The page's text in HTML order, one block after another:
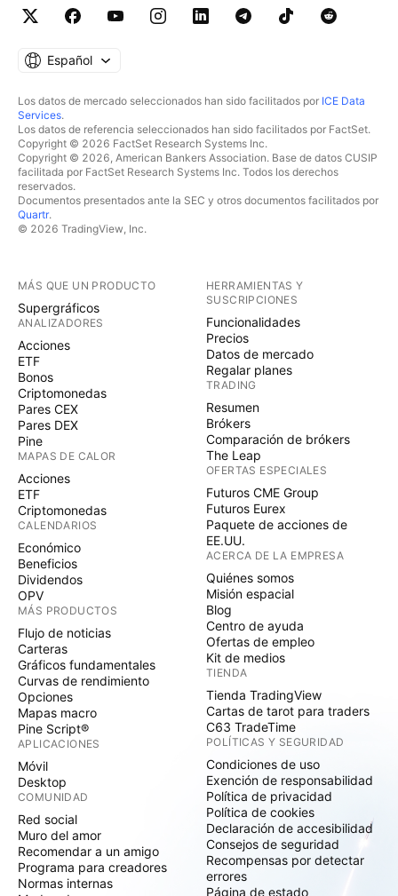
Español
Los datos de mercado seleccionados han sido facilitados por ICE Data
Services.
Los datos de referencia seleccionados han sido facilitados por FactSet.
Copyright © 2026 FactSet Research Systems Inc.
Copyright © 2026, American Bankers Association. Base de datos CUSIP
facilitada por FactSet Research Systems Inc. Todos los derechos
reservados.
Documentos presentados ante la SEC y otros documentos facilitados por
Quartr.
© 2026 TradingView, Inc.
MÁS QUE UN PRODUCTO
Supergráficos
ANALIZADORES
Acciones
ETF
Bonos
Criptomonedas
Pares CEX
Pares DEX
Pine
MAPAS DE CALOR
Acciones
ETF
Criptomonedas
CALENDARIOS
Económico
Beneficios
Dividendos
OPV
MÁS PRODUCTOS
Flujo de noticias
Carteras
Gráficos fundamentales
Curvas de rendimiento
Opciones
Mapas macro
Pine Script®
APLICACIONES
Móvil
Desktop
COMUNIDAD
Red social
Muro del amor
Recomendar a un amigo
Programa para creadores
Normas internas
HERRAMIENTAS Y
SUSCRIPCIONES
Funcionalidades
Precios
Datos de mercado
Regalar planes
TRADING
Resumen
Brókers
Comparación de brókers
The Leap
OFERTAS ESPECIALES
Futuros CME Group
Futuros Eurex
Paquete de acciones de
EE.UU.
ACERCA DE LA EMPRESA
Quiénes somos
Misión espacial
Blog
Centro de ayuda
Ofertas de empleo
Kit de medios
TIENDA
Tienda TradingView
Cartas de tarot para traders
C63 TradeTime
POLÍTICAS Y SEGURIDAD
Condiciones de uso
Exención de responsabilidad
Política de privacidad
Política de cookies
Declaración de accesibilidad
Consejos de seguridad
Recompensas por detectar
errores
Página de estado